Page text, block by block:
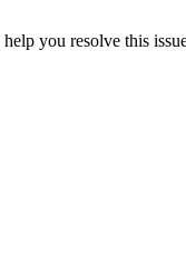
you resolve this